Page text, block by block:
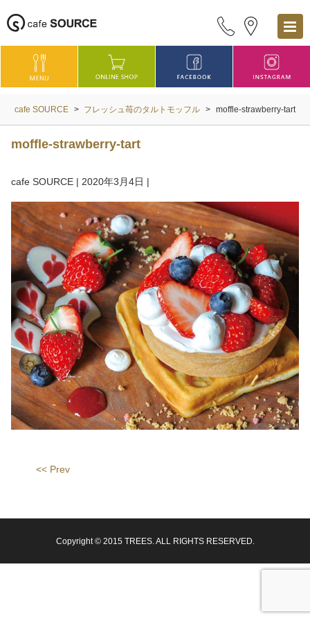
cafe SOURCE > フレッシュ苺のタルトモッフル > moffle-strawberry-tart
moffle-strawberry-tart
cafe SOURCE | 2020年3月4日 |
<< Prev
Copyright © 2015 TREES. ALL RIGHTS RESERVED.